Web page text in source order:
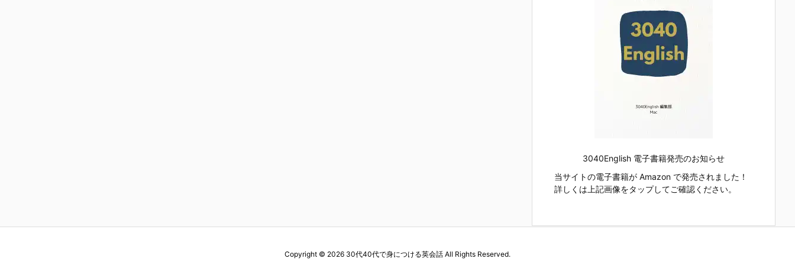
3040English 電子書籍発売のお知らせ
当サイトの電子書籍が Amazon で発売されました！
詳しくは上記画像をタップしてご確認ください。
Copyright © 2026 30代40代で身につける英会話 All Rights Reserved.